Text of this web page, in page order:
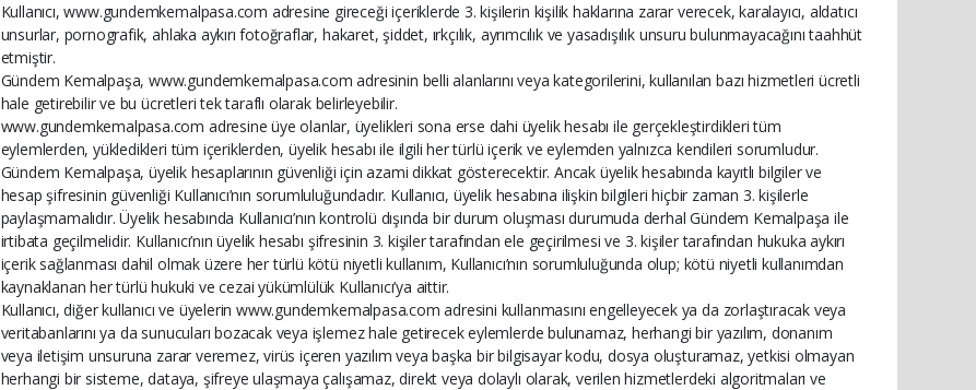
Kullanıcı, www.gundemkemalpasa.com adresine gireceği içeriklerde 3. kişilerin kişilik haklarına zarar verecek, karalayıcı, aldatıcı
unsurlar, pornografik, ahlaka aykırı fotoğraflar, hakaret, şiddet, ırkçılık, ayrımcılık ve yasadışılık unsuru bulunmayacağını taahhüt
etmiştir.
Gündem Kemalpaşa, www.gundemkemalpasa.com adresinin belli alanlarını veya kategorilerini, kullanılan bazı hizmetleri ücretli
hale getirebilir ve bu ücretleri tek taraflı olarak belirleyebilir.
www.gundemkemalpasa.com adresine üye olanlar, üyelikleri sona erse dahi üyelik hesabı ile gerçekleştirdikleri tüm
eylemlerden, yükledikleri tüm içeriklerden, üyelik hesabı ile ilgili her türlü içerik ve eylemden yalnızca kendileri sorumludur.
Gündem Kemalpaşa, üyelik hesaplarının güvenliği için azami dikkat gösterecektir. Ancak üyelik hesabında kayıtlı bilgiler ve
hesap şifresinin güvenliği Kullanıcı’nın sorumluluğundadır. Kullanıcı, üyelik hesabına ilişkin bilgileri hiçbir zaman 3. kişilerle
paylaşmamalıdır. Üyelik hesabında Kullanıcı’nın kontrolü dışında bir durum oluşması durumuda derhal Gündem Kemalpaşa ile
irtibata geçilmelidir. Kullanıcı’nın üyelik hesabı şifresinin 3. kişiler tarafından ele geçirilmesi ve 3. kişiler tarafından hukuka aykırı
içerik sağlanması dahil olmak üzere her türlü kötü niyetli kullanım, Kullanıcı’nın sorumluluğunda olup; kötü niyetli kullanımdan
kaynaklanan her türlü hukuki ve cezai yükümlülük Kullanıcı’ya aittir.
Kullanıcı, diğer kullanıcı ve üyelerin www.gundemkemalpasa.com adresini kullanmasını engelleyecek ya da zorlaştıracak veya
veritabanlarını ya da sunucuları bozacak veya işlemez hale getirecek eylemlerde bulunamaz, herhangi bir yazılım, donanım
veya iletişim unsuruna zarar veremez, virüs içeren yazılım veya başka bir bilgisayar kodu, dosya oluşturamaz, yetkisi olmayan
herhangi bir sisteme, dataya, şifreye ulaşmaya çalışamaz, direkt veya dolaylı olarak, verilen hizmetlerdeki algoritmaları ve